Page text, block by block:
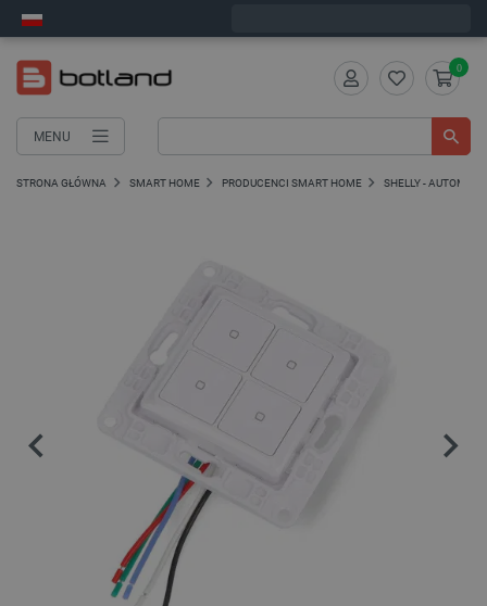
MENU
0
STRONA GŁÓWNA SMART HOME PRODUCENCI SMART HOME SHELLY -